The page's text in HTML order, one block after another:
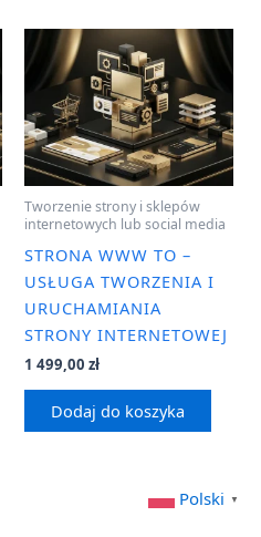
Tworzenie strony i sklepów
internetowych lub social media
STRONA WWW TO –
USŁUGA TWORZENIA I
URUCHAMIANIA
STRONY INTERNETOWEJ
1 499,00 zł
Dodaj do koszyka
Polski ▼